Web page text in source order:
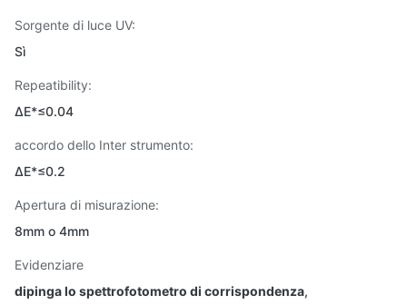
Sorgente di luce UV:
Sì
Repeatibility:
ΔE*≤0.04
accordo dello Inter strumento:
ΔE*≤0.2
Apertura di misurazione:
8mm o 4mm
Evidenziare
dipinga lo spettrofotometro di corrispondenza,